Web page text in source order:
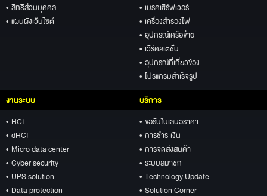
• สิทธิส่วนบุคคล
• แผนผังเว็บไซต์
• เบรคเซิร์ฟเวอร์
• เครื่องสำรองไฟ
• อุปกรณ์เครือข่าย
• เวิร์คสเตชั่น
• อุปกรณ์ที่เกี่ยวข้อง
• โปรแกรมสำเร็จรูป
งานระบบ
• HCI
• dHCI
• Micro data center
• Cyber security
• UPS solution
• Data protection
บริการ
• ขอรับใบเสนอราคา
• การชำระเงิน
• การจัดส่งสินค้า
• ระบบสมาชิก
• Technology Update
• Solution Corner